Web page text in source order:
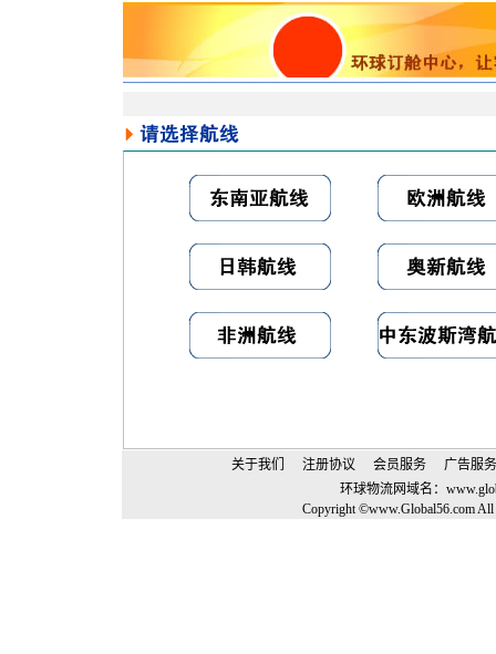
关于我们 注册协议 会员服务
广告服务
环球物流网域名：
Copyright ©www.Global56.com All